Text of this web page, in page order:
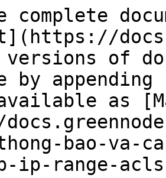
complete
versions of
by
as
bao-va-
ip-range-